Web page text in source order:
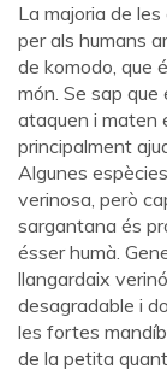
La majoria de
per als humans
de komodo, que
món. Se sap que
ataquen i maten
principalment
Algunes
verinosa, però
sargantana és
ésser humà.
llangardaix
desagradable i
les fortes
de la petita